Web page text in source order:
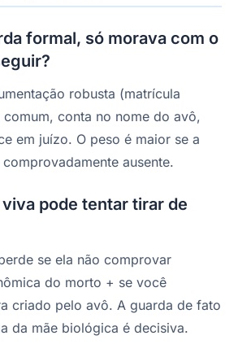
formal, só morava com o
robusta (matrícula
conta no nome do avô,
em juízo. O peso é maior se a
ausente.
pode tentar tirar de
se ela não comprovar
do morto + se você
criado pelo avô. A guarda de fato
da mãe biológica é decisiva.